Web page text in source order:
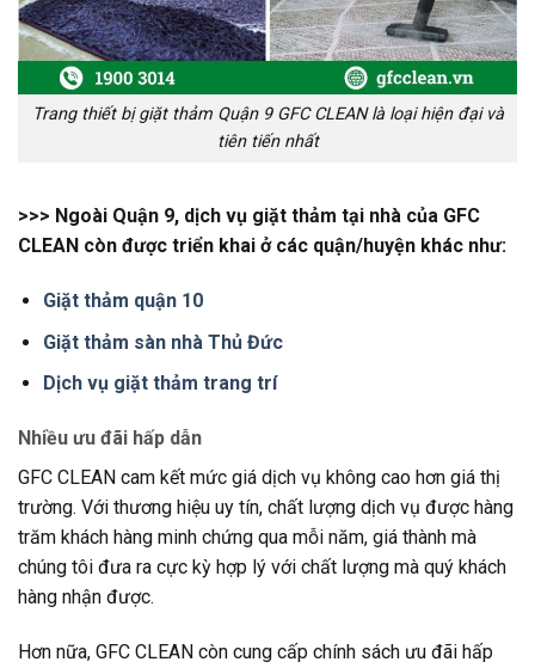
Trang thiết bị giặt thảm Quận 9 GFC CLEAN là loại hiện đại và
tiên tiến nhất
>>> Ngoài Quận 9, dịch vụ giặt thảm tại nhà của GFC
CLEAN còn được triển khai ở các quận/huyện khác như:
Giặt thảm quận 10
Giặt thảm sàn nhà Thủ Đức
Dịch vụ giặt thảm trang trí
Nhiều ưu đãi hấp dẫn
GFC CLEAN cam kết mức giá dịch vụ không cao hơn giá thị
trường. Với thương hiệu uy tín, chất lượng dịch vụ được hàng
trăm khách hàng minh chứng qua mỗi năm, giá thành mà
chúng tôi đưa ra cực kỳ hợp lý với chất lượng mà quý khách
hàng nhận được.
Hơn nữa, GFC CLEAN còn cung cấp chính sách ưu đãi hấp